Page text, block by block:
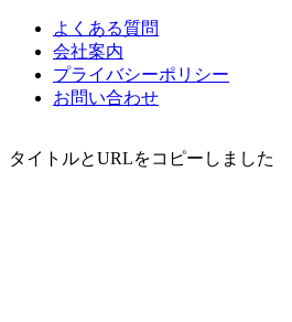
よくある質問
会社案内
プライバシーポリシー
お問い合わせ
タイトルとURLをコピーしました